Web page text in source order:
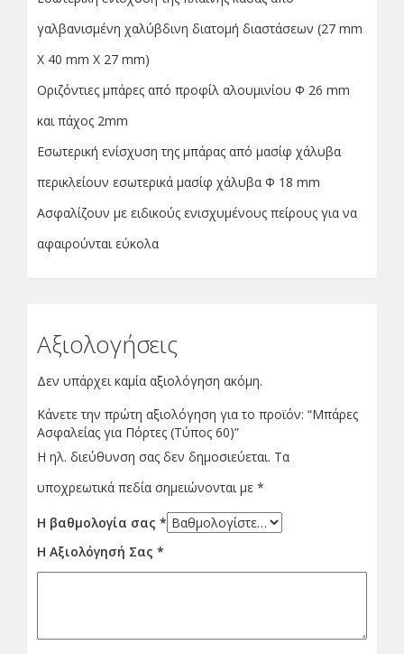
γαλβανισμένη χαλύβδινη διατομή διαστάσεων (27 mm
X 40 mm X 27 mm)
Οριζόντιες μπάρες από προφίλ αλουμινίου Φ 26 mm
και πάχος 2mm
Εσωτερική ενίσχυση της μπάρας από μασίφ χάλυβα
περικλείουν εσωτερικά μασίφ χάλυβα Φ 18 mm
Ασφαλίζουν με ειδικούς ενισχυμένους πείρους για να
αφαιρούνται εύκολα
Αξιολογήσεις
Δεν υπάρχει καμία αξιολόγηση ακόμη.
Κάνετε την πρώτη αξιολόγηση για το προϊόν: “Μπάρες
Ασφαλείας για Πόρτες (Τύπος 60)”
Η ηλ. διεύθυνση σας δεν δημοσιεύεται. Τα
υποχρεωτικά πεδία σημειώνονται με *
Η βαθμολογία σας *
Η Αξιολόγησή Σας *